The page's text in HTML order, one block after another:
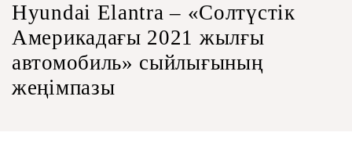
Hyundai Elantra – «Солтүстік
Америкадағы 2021 жылғы
автомобиль» сыйлығының
жеңімпазы